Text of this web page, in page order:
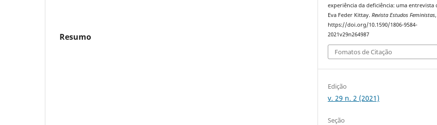
Resumo
experiência da deficiência: uma entrevista
Eva Feder Kittay.Revista Estudos Feministas
https://doi.org/10.1590/1806-9584-
2021v29n264987
Fomatos de Citação
Edição
v. 29 n. 2 (2021)
Seção